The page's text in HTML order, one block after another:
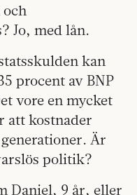
Jo, med lån.
kan
procent av BNP
vore en mycket
att kostnader
Är
politik?
Daniel, 9 år, eller